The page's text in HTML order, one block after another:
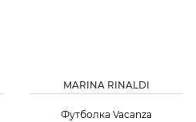
MARINA RINALDI
Футболка Vacanza